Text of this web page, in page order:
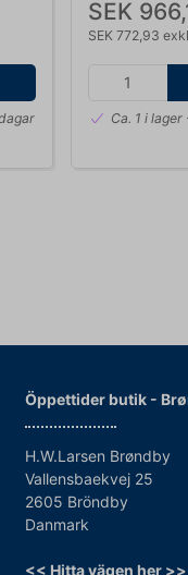
SEK
SEK 772,93
Ca. 1 i lager
Öppettider butik -
H.W.Larsen Brøndby
Vallensbaekvej 25
2605 Bröndby
Danmark
<< Hitta vägen her >>